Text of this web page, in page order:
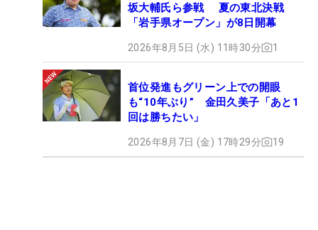
坂大輔氏ら参戦 夏の東北決戦
「岩手県オープン」が8日開幕
2026年8月5日 (水) 11時30分 1
首位発進もグリーン上での開眼
も“10年ぶり” 金田久美子「あと1
回は勝ちたい」
2026年8月7日 (金) 17時29分 19